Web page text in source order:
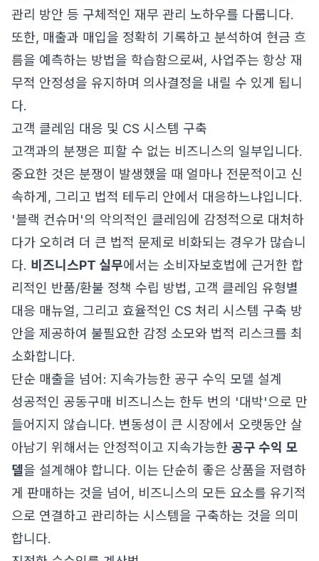
관리 방안 등 구체적인 재무 관리 노하우를 다룹니다.
또한, 매출과 매입을 정확히 기록하고 분석하여 현금 흐
름을 예측하는 방법을 학습함으로써, 사업주는 항상 재
무적 안정성을 유지하며 의사결정을 내릴 수 있게 됩니
다.
고객 클레임 대응 및 CS 시스템 구축
고객과의 분쟁은 피할 수 없는 비즈니스의 일부입니다.
중요한 것은 분쟁이 발생했을 때 얼마나 전문적이고 신
속하게, 그리고 법적 테두리 안에서 대응하느냐입니다.
'블랙 컨슈머'의 악의적인 클레임에 감정적으로 대처하
다가 오히려 더 큰 법적 문제로 비화되는 경우가 많습니
다. 비즈니스PT 실무에서는 소비자보호법에 근거한 합
리적인 반품/환불 정책 수립 방법, 고객 클레임 유형별
대응 매뉴얼, 그리고 효율적인 CS 처리 시스템 구축 방
안을 제공하여 불필요한 감정 소모와 법적 리스크를 최
소화합니다.
단순 매출을 넘어: 지속가능한 공구 수익 모델 설계
성공적인 공동구매 비즈니스는 한두 번의 '대박'으로 만
들어지지 않습니다. 변동성이 큰 시장에서 오랫동안 살
아남기 위해서는 안정적이고 지속가능한 공구 수익 모
델을 설계해야 합니다. 이는 단순히 좋은 상품을 저렴하
게 판매하는 것을 넘어, 비즈니스의 모든 요소를 유기적
으로 연결하고 관리하는 시스템을 구축하는 것을 의미
합니다.